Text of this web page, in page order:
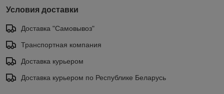
Условия доставки
Доставка "Самовывоз"
Транспортная компания
Доставка курьером
Доставка курьером по Республике Беларусь